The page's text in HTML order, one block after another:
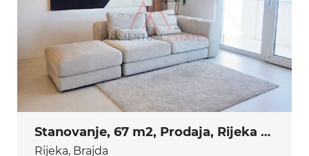
Stanovanje, 67 m2, Prodaja, Rijeka - Brajda
Rijeka, Brajda